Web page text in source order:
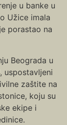
u banke u
Užice imala
porastao na
Beograda u
uspostavljeni
zaštite na
koju su
ekipe i